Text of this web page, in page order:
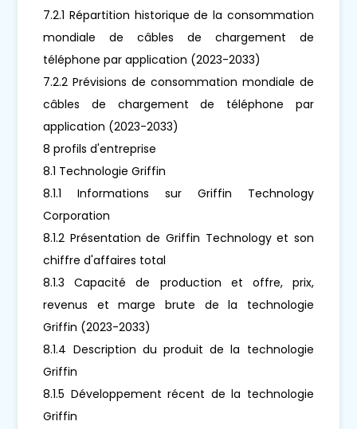
7.2.1 Répartition historique de la consommation
mondiale de câbles de chargement de
téléphone par application (2023-2033)
7.2.2 Prévisions de consommation mondiale de
câbles de chargement de téléphone par
application (2023-2033)
8 profils d'entreprise
8.1 Technologie Griffin
8.1.1 Informations sur Griffin Technology
Corporation
8.1.2 Présentation de Griffin Technology et son
chiffre d'affaires total
8.1.3 Capacité de production et offre, prix,
revenus et marge brute de la technologie
Griffin (2023-2033)
8.1.4 Description du produit de la technologie
Griffin
8.1.5 Développement récent de la technologie
Griffin